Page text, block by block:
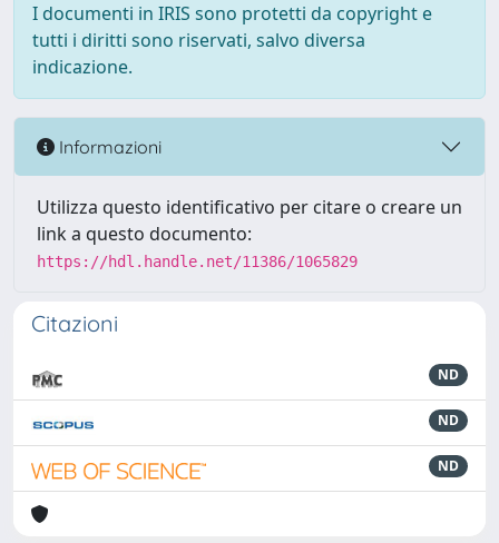
I documenti in IRIS sono protetti da copyright e
tutti i diritti sono riservati, salvo diversa
indicazione.
Informazioni
Utilizza questo identificativo per citare o creare un
link a questo documento:
https://hdl.handle.net/11386/1065829
Citazioni
ND
ND
ND